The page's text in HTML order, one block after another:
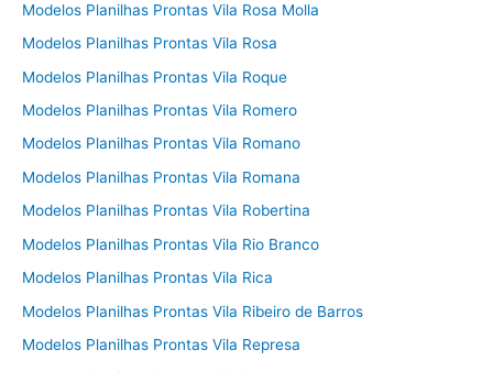
Modelos Planilhas Prontas Vila Rosa Molla
Modelos Planilhas Prontas Vila Rosa
Modelos Planilhas Prontas Vila Roque
Modelos Planilhas Prontas Vila Romero
Modelos Planilhas Prontas Vila Romano
Modelos Planilhas Prontas Vila Romana
Modelos Planilhas Prontas Vila Robertina
Modelos Planilhas Prontas Vila Rio Branco
Modelos Planilhas Prontas Vila Rica
Modelos Planilhas Prontas Vila Ribeiro de Barros
Modelos Planilhas Prontas Vila Represa